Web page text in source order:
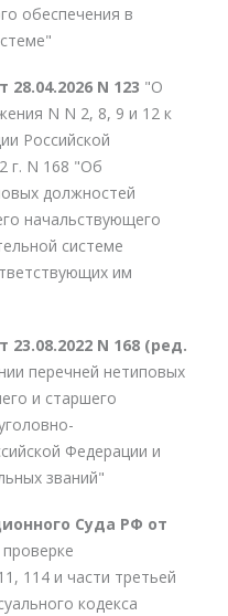
обеспечения в
N 123 "О
N N 2, 8, 9 и 12 к
Российской
г. N 168 "Об
должностей
начальствующего
системе
им
N 168 (ред.
перечней нетиповых
и старшего
Федерации и
званий"
Суда РФ от
114 и части третьей
кодекса